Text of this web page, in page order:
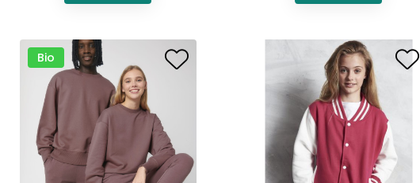
Bio